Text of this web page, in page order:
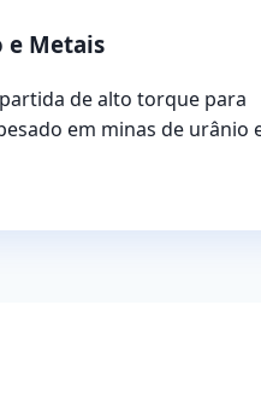
e Metais
de alto torque para
em minas de urânio